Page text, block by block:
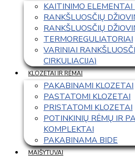
KAITINIMO
RANKŠLUOSČIŲ
RANKŠLUOSČIŲ
TERMOREGULIATORIAI
VARINIAI
CIRKULIACIJA)
KLOZETAI IR RĖMAI
PAKABINAMI KLOZETAI
PASTATOMI KLOZETAI
PRISTATOMI KLOZETAI
POTINKINIŲ RĖMŲ IR
KOMPLEKTAI
PAKABINAMA BIDE
MAIŠYTUVAI